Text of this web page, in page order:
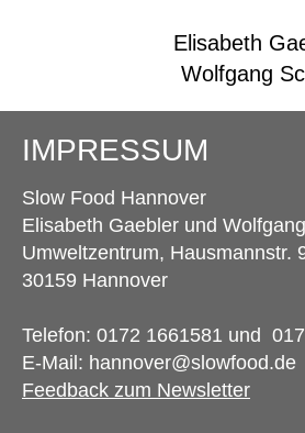
Elisabeth
Wolfgang
IMPRESSUM
Slow Food Hannover
Elisabeth Gaebler und
Umweltzentrum, Hausmannstr.
30159 Hannover
Telefon: 0172 1661581 und
E-Mail: hannover@slowfood.de
Feedback zum Newsletter